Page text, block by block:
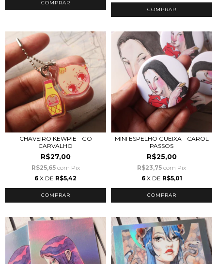
CHAVEIRO KEWPIE - GO
CARVALHO
R$27,00
R$25,65 com Pix
6 X DE R$5,42
MINI ESPELHO GUEIXA - CAROL
PASSOS
R$25,00
R$23,75 com Pix
6 X DE R$5,01